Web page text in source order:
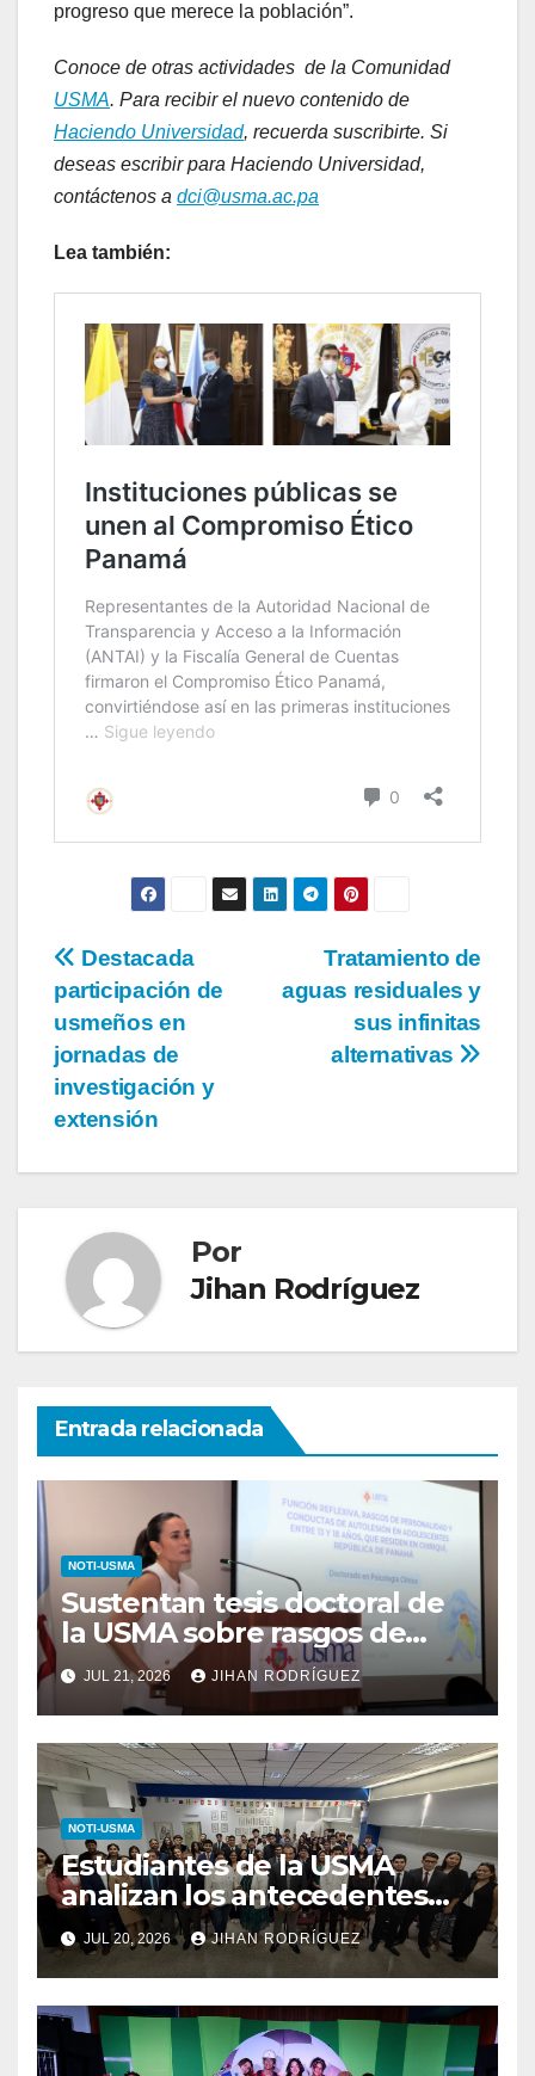
progreso que merece la población”.
Conoce de otras actividades de la Comunidad
USMA. Para recibir el nuevo contenido de
Haciendo Universidad, recuerda suscribirte. Si
deseas escribir para Haciendo Universidad,
contáctenos a dci@usma.ac.pa
Lea también:
Tratamiento de
aguas residuales y
sus infinitas
alternativas
Destacada
participación de
usmeños en
jornadas de
investigación y
extensión
Por
Jihan Rodríguez
Entrada relacionada
NOTI-USMA
Sustentan tesis doctoral de
la USMA sobre rasgos de
personalidad y conductas de
autolesión en adolescentes
JUL 21, 2026 JIHAN RODRÍGUEZ
NOTI-USMA
Estudiantes de la USMA
analizan los antecedentes
del Derecho Romano junto a
diputada invitada
JUL 20, 2026 JIHAN RODRÍGUEZ